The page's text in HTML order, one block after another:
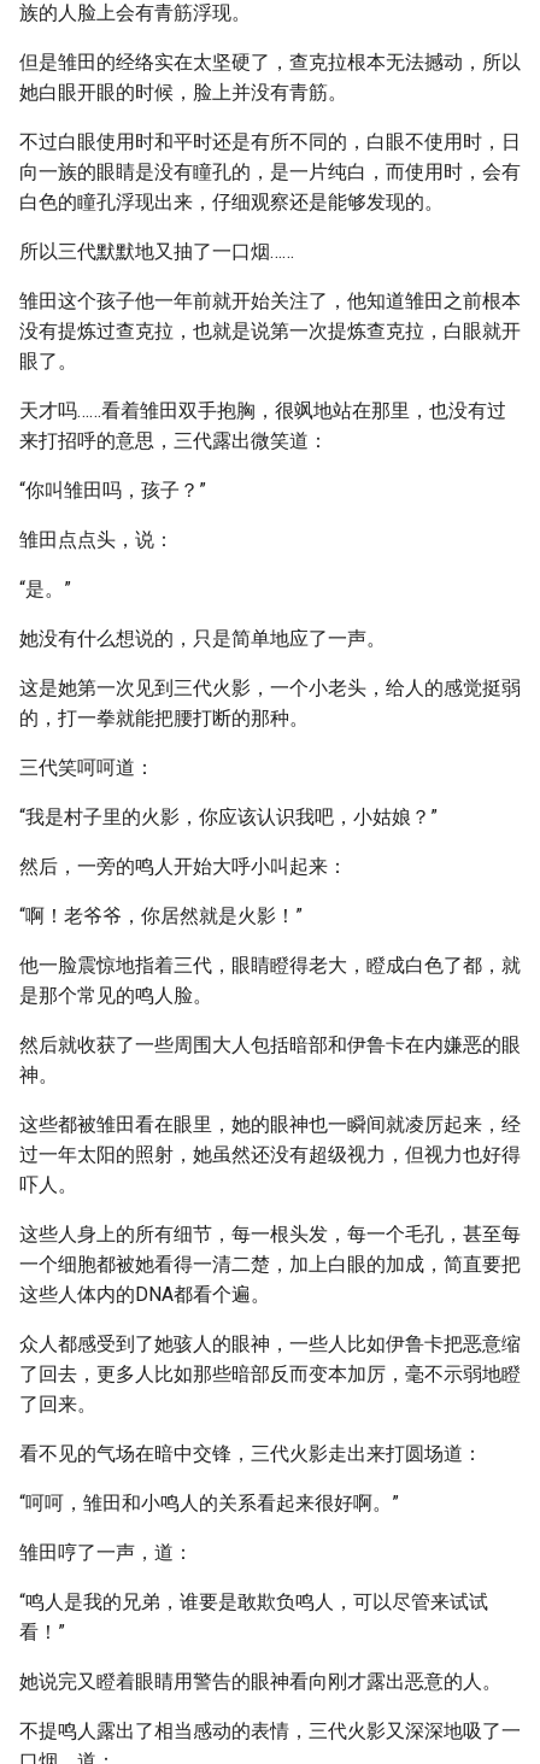
族的人脸上会有青筋浮现。
但是雏田的经络实在太坚硬了，查克拉根本无法撼动，所以
她白眼开眼的时候，脸上并没有青筋。
不过白眼使用时和平时还是有所不同的，白眼不使用时，日
向一族的眼睛是没有瞳孔的，是一片纯白，而使用时，会有
白色的瞳孔浮现出来，仔细观察还是能够发现的。
所以三代默默地又抽了一口烟……
雏田这个孩子他一年前就开始关注了，他知道雏田之前根本
没有提炼过查克拉，也就是说第一次提炼查克拉，白眼就开
眼了。
天才吗……看着雏田双手抱胸，很飒地站在那里，也没有过
来打招呼的意思，三代露出微笑道：
“你叫雏田吗，孩子？”
雏田点点头，说：
“是。”
她没有什么想说的，只是简单地应了一声。
这是她第一次见到三代火影，一个小老头，给人的感觉挺弱
的，打一拳就能把腰打断的那种。
三代笑呵呵道：
“我是村子里的火影，你应该认识我吧，小姑娘？”
然后，一旁的鸣人开始大呼小叫起来：
“啊！老爷爷，你居然就是火影！”
他一脸震惊地指着三代，眼睛瞪得老大，瞪成白色了都，就
是那个常见的鸣人脸。
然后就收获了一些周围大人包括暗部和伊鲁卡在内嫌恶的眼
神。
这些都被雏田看在眼里，她的眼神也一瞬间就凌厉起来，经
过一年太阳的照射，她虽然还没有超级视力，但视力也好得
吓人。
这些人身上的所有细节，每一根头发，每一个毛孔，甚至每
一个细胞都被她看得一清二楚，加上白眼的加成，简直要把
这些人体内的DNA都看个遍。
众人都感受到了她骇人的眼神，一些人比如伊鲁卡把恶意缩
了回去，更多人比如那些暗部反而变本加厉，毫不示弱地瞪
了回来。
看不见的气场在暗中交锋，三代火影走出来打圆场道：
“呵呵，雏田和小鸣人的关系看起来很好啊。”
雏田哼了一声，道：
“鸣人是我的兄弟，谁要是敢欺负鸣人，可以尽管来试试
看！”
她说完又瞪着眼睛用警告的眼神看向刚才露出恶意的人。
不提鸣人露出了相当感动的表情，三代火影又深深地吸了一